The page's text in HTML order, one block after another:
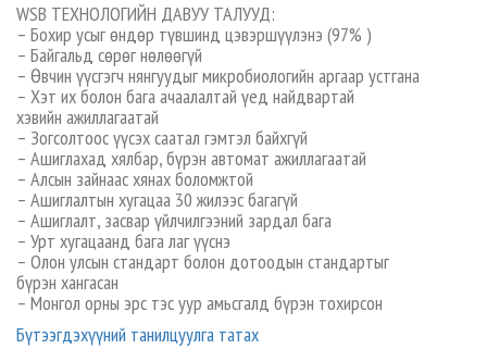
WSB ТЕХНОЛОГИЙН ДАВУУ ТАЛУУД:
– Бохир усыг өндөр түвшинд цэвэршүүлэнэ (97% )
– Байгальд сөрөг нөлөөгүй
– Өвчин үүсгэгч нянгуудыг микробиологийн аргаар устгана
– Хэт их болон бага ачаалалтай үед найдвартай
хэвийн ажиллагаатай
– Зогсолтоос үүсэх саатал гэмтэл байхгүй
– Ашиглахад хялбар, бүрэн автомат ажиллагаатай
– Алсын зайнаас хянах боломжтой
– Ашиглалтын хугацаа 30 жилээс багагүй
– Ашиглалт, засвар үйлчилгээний зардал бага
– Урт хугацаанд бага лаг үүснэ
– Олон улсын стандарт болон дотоодын стандартыг
бүрэн хангасан
– Монгол орны эрс тэс уур амьсгалд бүрэн тохирсон
Бүтээгдэхүүний танилцуулга татах